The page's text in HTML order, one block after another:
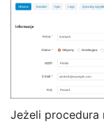
Jeżeli procedura